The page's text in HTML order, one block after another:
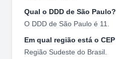
Qual o DDD de São Paulo?
O DDD de São Paulo é 11
Em qual região está o CEP
Região Sudeste do Brasil.